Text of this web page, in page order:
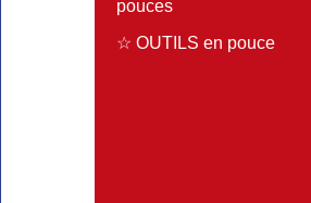
pouces
☆ OUTILS en pouce